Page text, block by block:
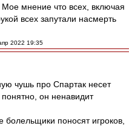
Мое мнение что всех, включая
всех запутали насмерть
2022 19:35
чушь про Спартак несет
понятно, он ненавидит
болельщики поносят игроков,